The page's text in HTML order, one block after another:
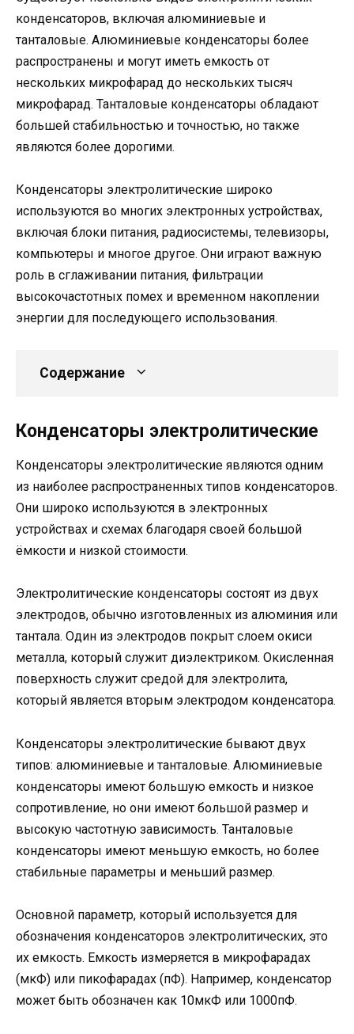
конденсаторов, включая алюминиевые и
танталовые. Алюминиевые конденсаторы более
распространены и могут иметь емкость от
нескольких микрофарад до нескольких тысяч
микрофарад. Танталовые конденсаторы обладают
большей стабильностью и точностью, но также
являются более дорогими.
Конденсаторы электролитические широко
используются во многих электронных устройствах,
включая блоки питания, радиосистемы, телевизоры,
компьютеры и многое другое. Они играют важную
роль в сглаживании питания, фильтрации
высокочастотных помех и временном накоплении
энергии для последующего использования.
Содержание
Конденсаторы электролитические
Конденсаторы электролитические являются одним
из наиболее распространенных типов конденсаторов.
Они широко используются в электронных
устройствах и схемах благодаря своей большой
ёмкости и низкой стоимости.
Электролитические конденсаторы состоят из двух
электродов, обычно изготовленных из алюминия или
тантала. Один из электродов покрыт слоем окиси
металла, который служит диэлектриком. Окисленная
поверхность служит средой для электролита,
который является вторым электродом конденсатора.
Конденсаторы электролитические бывают двух
типов: алюминиевые и танталовые. Алюминиевые
конденсаторы имеют большую емкость и низкое
сопротивление, но они имеют большой размер и
высокую частотную зависимость. Танталовые
конденсаторы имеют меньшую емкость, но более
стабильные параметры и меньший размер.
Основной параметр, который используется для
обозначения конденсаторов электролитических, это
их емкость. Емкость измеряется в микрофарадах
(мкФ) или пикофарадах (пФ). Например, конденсатор
может быть обозначен как 10мкФ или 1000пФ.